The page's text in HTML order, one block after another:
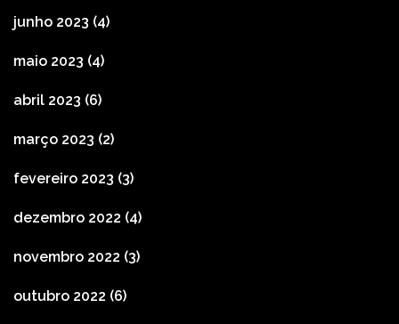
junho 2023 (4)
maio 2023 (4)
abril 2023 (6)
março 2023 (2)
fevereiro 2023 (3)
dezembro 2022 (4)
novembro 2022 (3)
outubro 2022 (6)